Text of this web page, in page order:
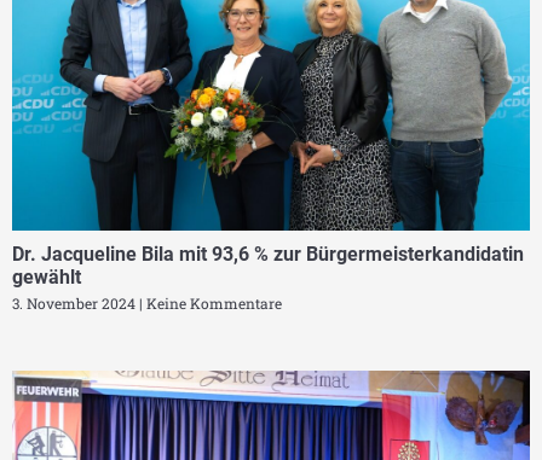
Dr. Jacqueline Bila mit 93,6 % zur Bürgermeisterkandidatin
gewählt
3. November 2024 Keine Kommentare